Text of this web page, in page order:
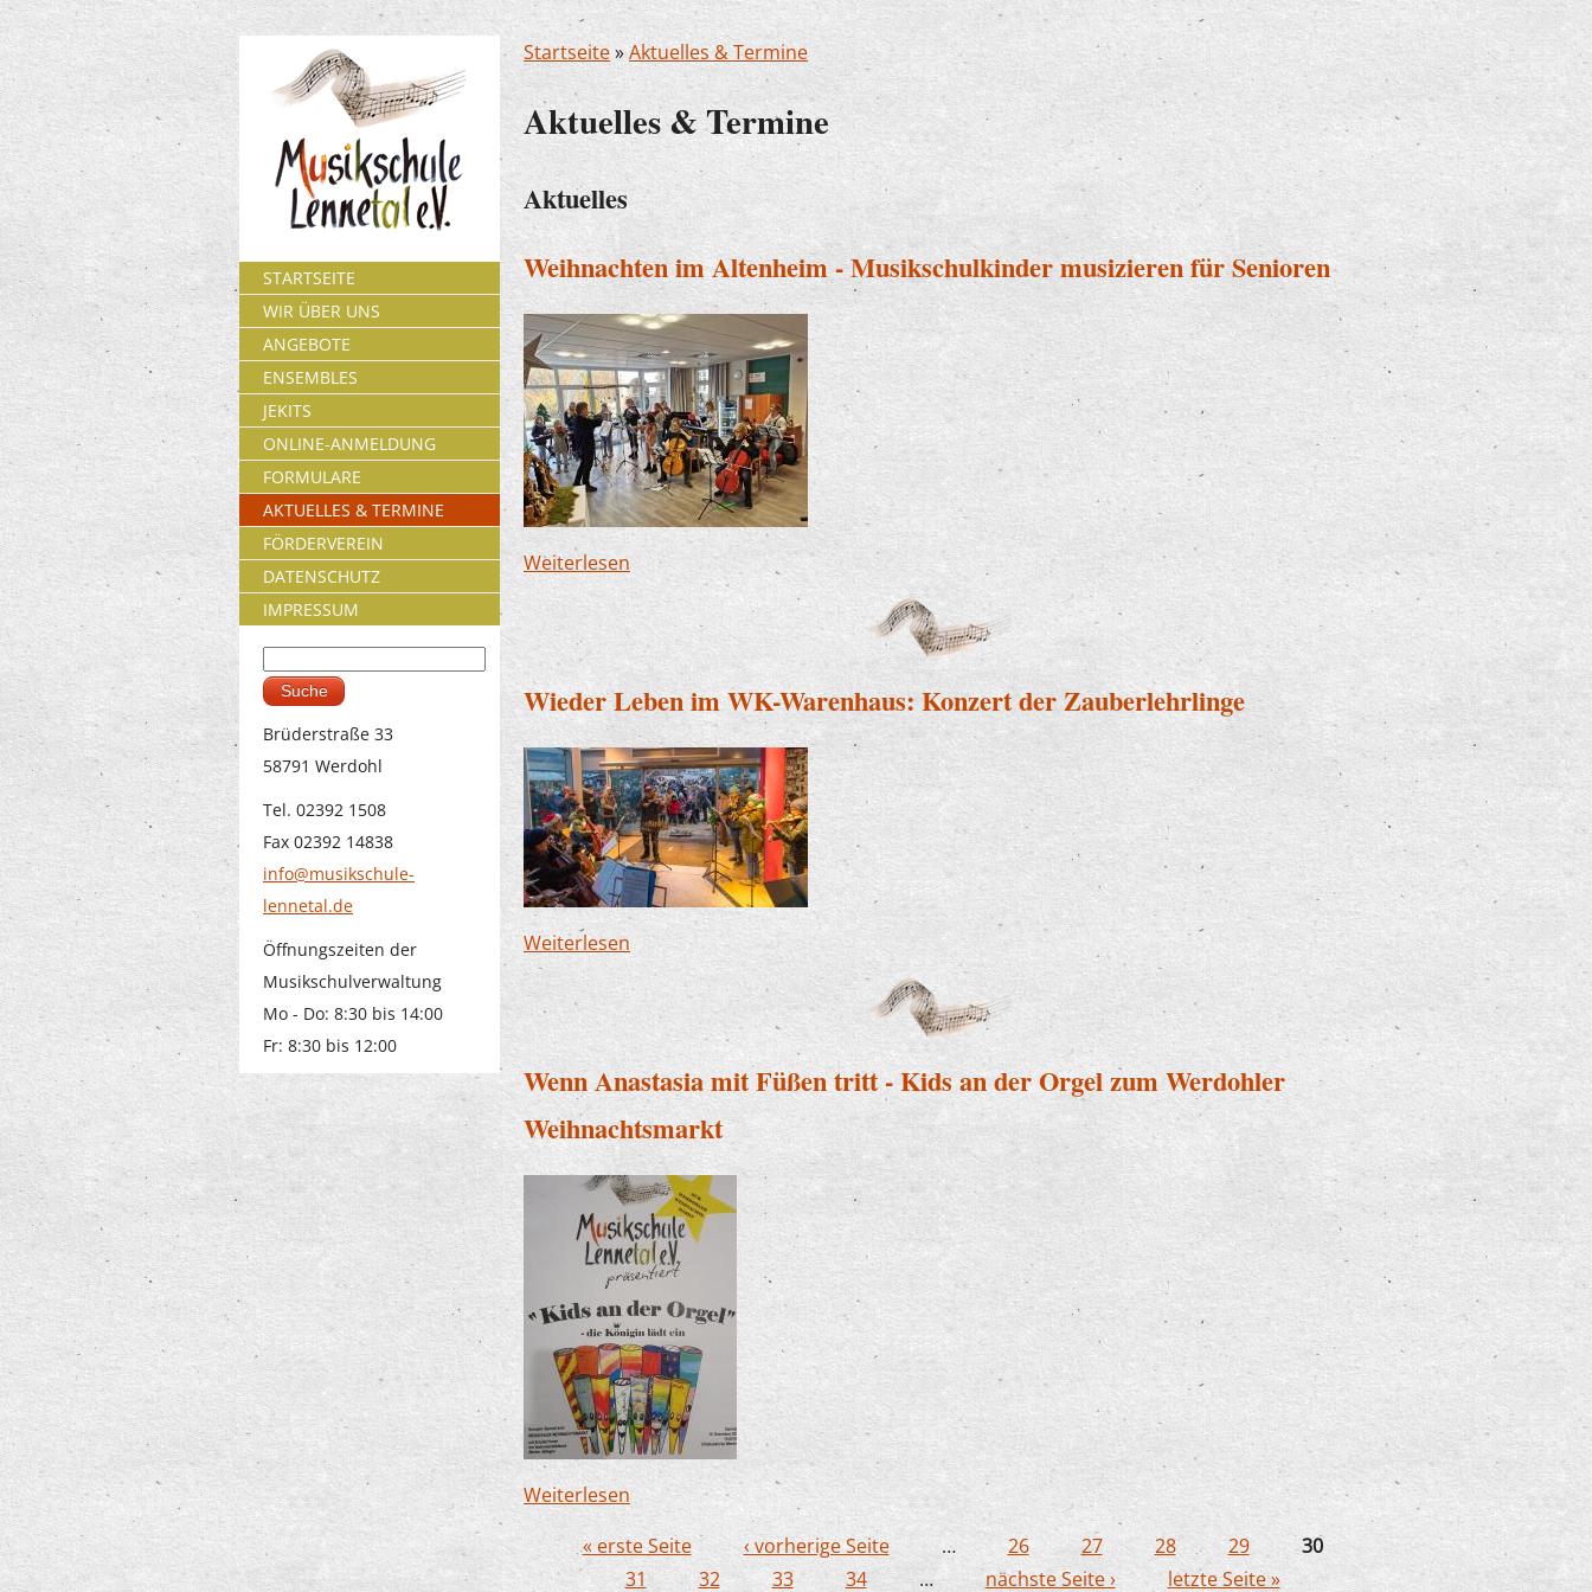
Startseite»Aktuelles & Termine
Aktuelles & Termine
Aktuelles
Weihnachten im Altenheim - Musikschulkinder musizieren für Senioren
Weiterlesen über Weihnachten im Altenheim - Musikschulkinder musizieren für Senioren
Wieder Leben im WK-Warenhaus: Konzert der Zauberlehrlinge
Weiterlesen über Wieder Leben im WK-Warenhaus: Konzert der Zauberlehrlinge
Wenn Anastasia mit Füßen tritt - Kids an der Orgel zum Werdohler
Weihnachtsmarkt
Weiterlesen über Wenn Anastasia mit Füßen tritt - Kids an der Orgel zum Werdohler
Weihnachtsmarkt
Seiten
« erste Seite ‹ vorherige Seite … 26 27 28 29
30
31
32 33 34 … nächste Seite › letzte Seite »
STARTSEITE
WIR ÜBER UNS
ANGEBOTE
ENSEMBLES
JEKITS
ONLINE-ANMELDUNG
FORMULARE
AKTUELLES & TERMINE
FÖRDERVEREIN
DATENSCHUTZ
IMPRESSUM
Suchformular
Brüderstraße 33
58791 Werdohl
Tel. 02392 1508
Fax 02392 14838
info@musikschule-
lennetal.de
Öffnungszeiten der
Musikschulverwaltung
Mo - Do: 8:30 bis 14:00
Fr: 8:30 bis 12:00